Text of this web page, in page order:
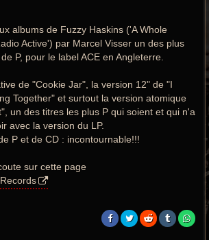
albums de Fuzzy Haskins ('A Whole
Active') par Marcel Visser un des plus
P, pour le label ACE en Angleterre.
de "Cookie Jar", la version 12" de "I
Together" et surtout la version atomique
un des titres les plus P qui soient et qui n'a
avec la version du LP.
P et de CD : incontournable!!!
sur cette page